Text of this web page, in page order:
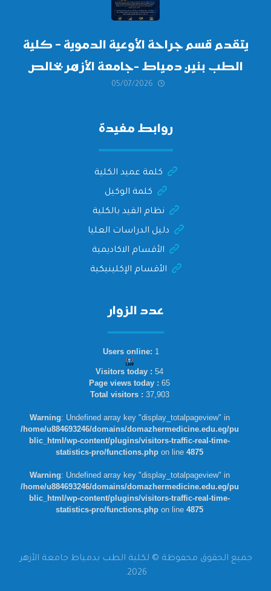
يتقدم قسم جراحة الأوعية الدموية – كلية
الطب بنين دمياط -جامعة الأزهر بخالص
التهنئة وأصدق الأمنيات إلى الأستاذ
05/07/2026
روابط مفيدة
كلمة عميد الكلية
كلمة الوكيل
نظام القيد بالكلية
دليل الدراسات العليا
الأقسام الاكاديمية
الأقسام الإكلينيكية
عدد الزوار
Users online: 1
Visitors today : 54
Page views today : 65
Total visitors : 37,903
Warning: Undefined array key "display_totalpageview" in
/home/u884693246/domains/domazhermedicine.edu.eg/pu
blic_html/wp-content/plugins/visitors-traffic-real-time-
statistics-pro/functions.php on line 4875
Warning: Undefined array key "display_totalpageview" in
/home/u884693246/domains/domazhermedicine.edu.eg/pu
blic_html/wp-content/plugins/visitors-traffic-real-time-
statistics-pro/functions.php on line 4875
جميع الحقوق محفوظة © لكلية الطب بدمياط جامعة الأزهر
2026.